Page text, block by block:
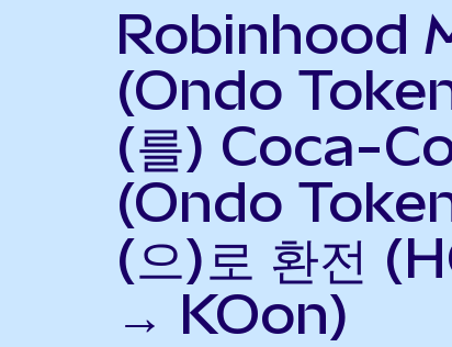
Robinhood
(Ondo
(를) Coca-
(Ondo
(으)로 환전
→ KOon)